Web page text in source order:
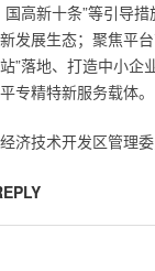
国高新十条”等引导
发展生态；聚焦平
”落地、打造中小企
专精特新服务载体。
济技术开发区管理